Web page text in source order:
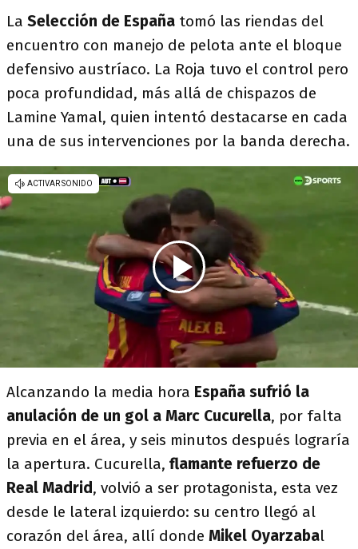
La Selección de España tomó las riendas del
encuentro con manejo de pelota ante el bloque
defensivo austríaco. La Roja tuvo el control pero
poca profundidad, más allá de chispazos de
Lamine Yamal, quien intentó destacarse en cada
una de sus intervenciones por la banda derecha.
Alcanzando la media hora España sufrió la
anulación de un gol a Marc Cucurella, por falta
previa en el área, y seis minutos después lograría
la apertura. Cucurella, flamante refuerzo de
Real Madrid, volvió a ser protagonista, esta vez
desde le lateral izquierdo: su centro llegó al
corazón del área, allí donde Mikel Oyarzabal